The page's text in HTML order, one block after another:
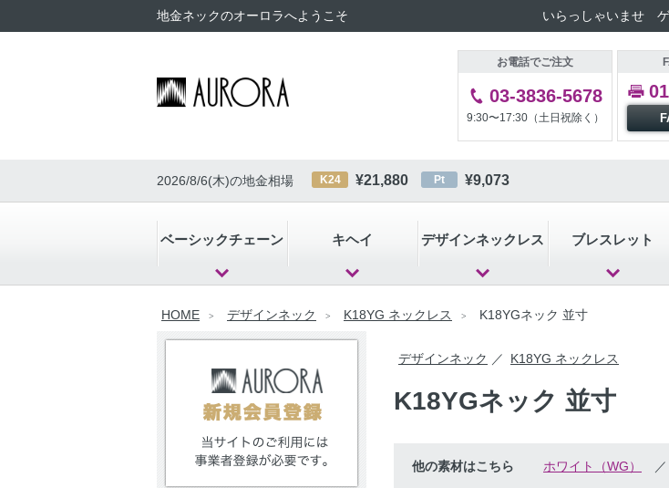
地金ネックのオーロラへようこそ いらっしゃいませ
お電話でご注文
03-3836-5678
9:30〜17:30（土日祝除く）
2026/8/6(木)の地金相場 K24 ¥21,880 Pt ¥9,073
ベーシックチェーン キヘイ デザインネックレス ブレスレット
HOME デザインネック K18YG ネックレス K18YGネック 並寸
デザインネック K18YG ネックレス
K18YGネック 並寸
他の素材はこちら ホワイト（WG）